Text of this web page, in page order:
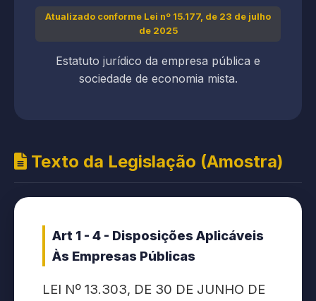
Atualizado conforme Lei nº 15.177, de 23 de julho
de 2025
Estatuto jurídico da empresa pública e
sociedade de economia mista.
Texto da Legislação (Amostra)
Art 1 - 4 - Disposições Aplicáveis
Às Empresas Públicas
LEI Nº 13.303, DE 30 DE JUNHO DE